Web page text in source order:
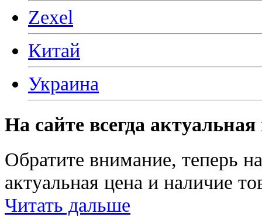
Zexel
Китай
Украина
На сайте всегда
Обратите внимание, теперь
актуальная цена и наличие
Читать дальше